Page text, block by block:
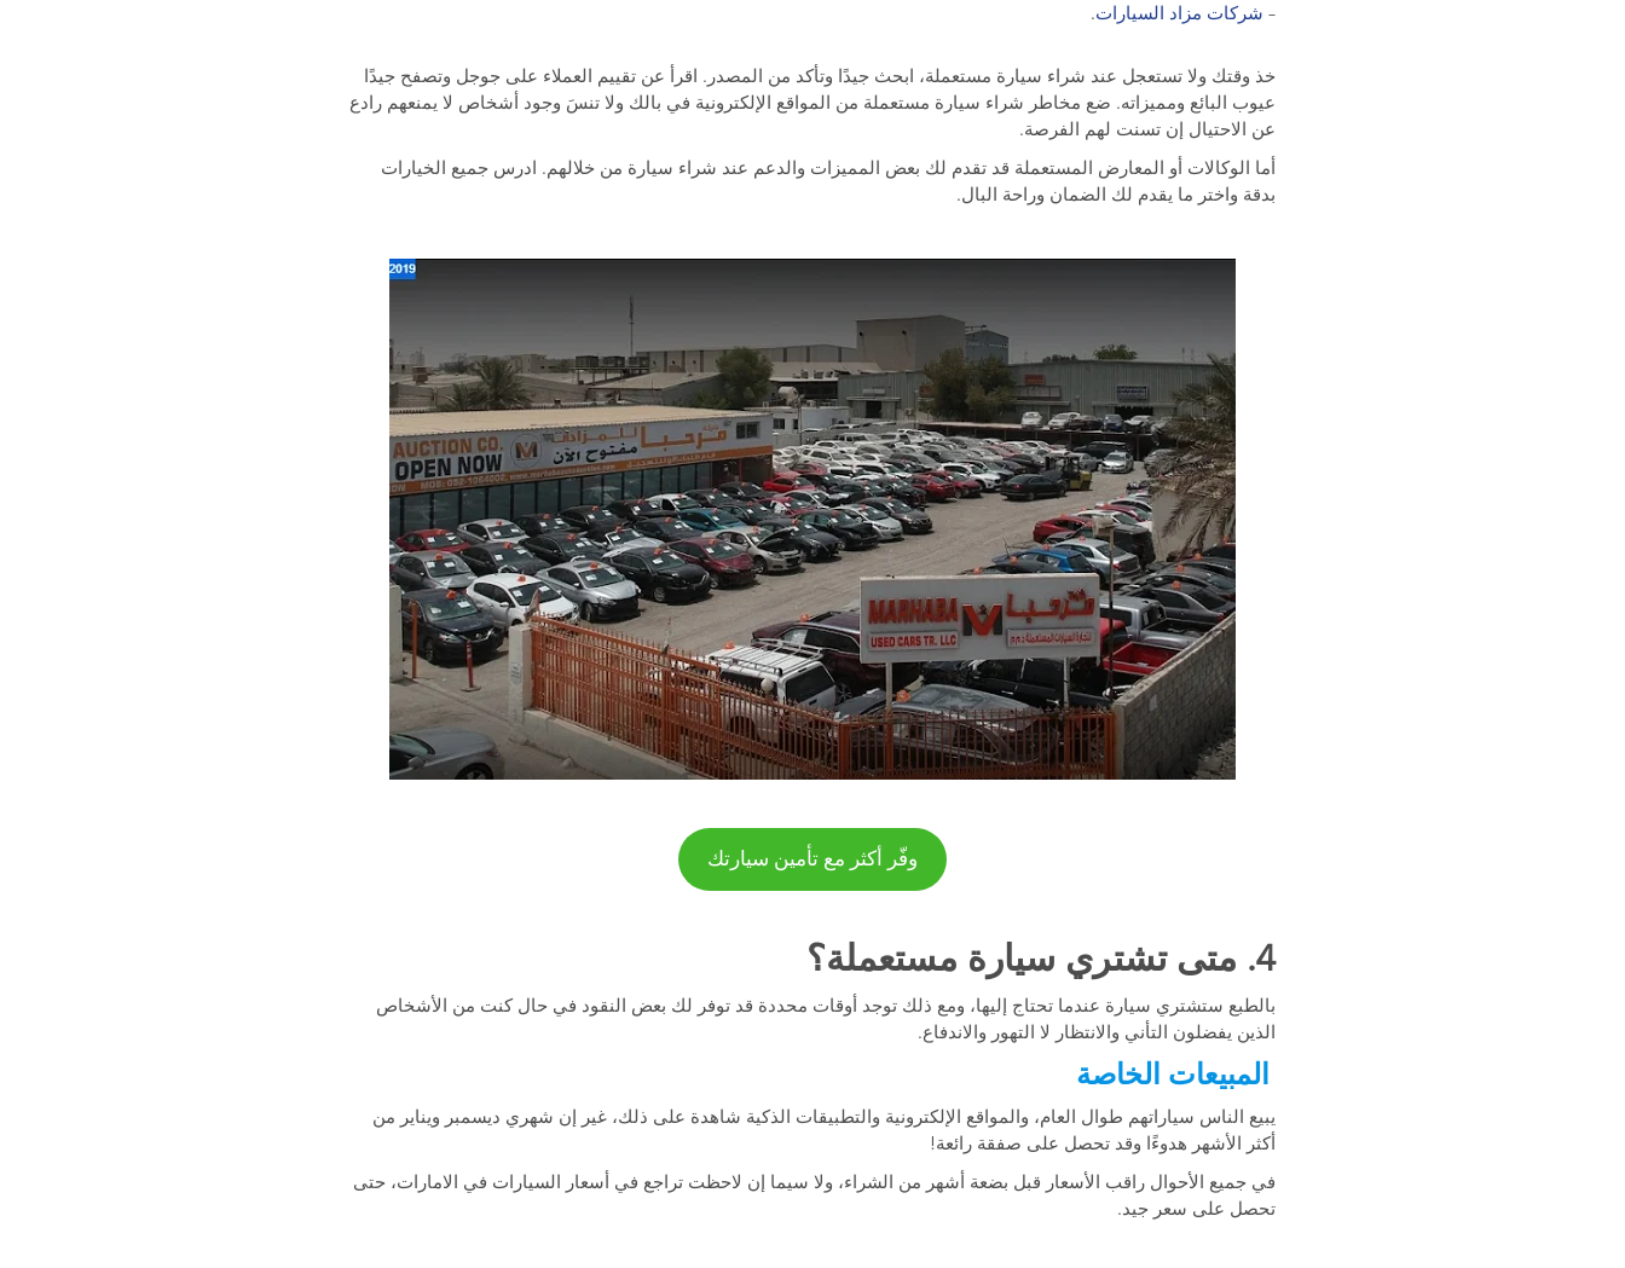
– شركات مزاد السيارات.
خذ وقتك ولا تستعجل عند شراء سيارة مستعملة، ابحث جيدًا وتأكد من المصدر. اقرأ عن تقييم العملاء على جوجل وتصفح جيدًا
عيوب البائع ومميزاته. ضع مخاطر شراء سيارة مستعملة من المواقع الإلكترونية في بالك ولا تنسَ وجود أشخاص لا يمنعهم رادع
عن الاحتيال إن تسنت لهم الفرصة.
أما الوكالات أو المعارض المستعملة قد تقدم لك بعض المميزات والدعم عند شراء سيارة من خلالهم. ادرس جميع الخيارات
بدقة واختر ما يقدم لك الضمان وراحة البال.
وفّر أكثر مع تأمين سيارتك
4. متى تشتري سيارة مستعملة؟
بالطبع ستشتري سيارة عندما تحتاج إليها، ومع ذلك توجد أوقات محددة قد توفر لك بعض النقود في حال كنت من الأشخاص
الذين يفضلون التأني والانتظار لا التهور والاندفاع.
المبيعات الخاصة
يبيع الناس سياراتهم طوال العام، والمواقع الإلكترونية والتطبيقات الذكية شاهدة على ذلك، غير إن شهري ديسمبر ويناير من
أكثر الأشهر هدوءًا وقد تحصل على صفقة رائعة!
في جميع الأحوال راقب الأسعار قبل بضعة أشهر من الشراء، ولا سيما إن لاحظت تراجع في أسعار السيارات في الامارات، حتى
تحصل على سعر جيد.